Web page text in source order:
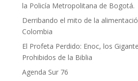
la Policía Metropolitana de Bogotá.
Derribando el mito de la
Colombia
El Profeta Perdido: Enoc, los
Prohibidos de la Biblia
Agenda Sur 76